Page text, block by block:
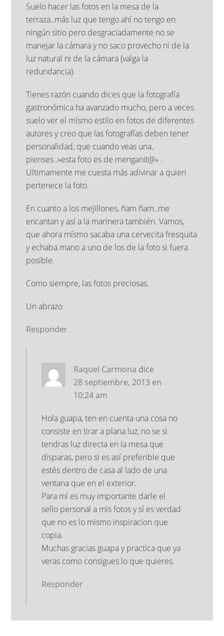
Suelo hacer las fotos en la mesa de la
terraza..más luz que tengo ahí no tengo en
ningún sitio pero desgraciadamente no se
manejar la cámara y no saco provecho ni de la
luz natural ni de la cámara (valga la
redundancia).
Tienes razón cuando dices que la fotografía
gastronómica ha avanzado mucho, pero a veces
suelo ver el mísmo estilo en fotos de diferentes
autores y creo que las fotografías deben tener
personalidad, que cuando veas una,
pienses..»esta foto es de menganit@» .
Ultimamente me cuesta más adivinar a quien
pertenece la foto.
En cuanto a los mejillones, ñam ñam..me
encantan y así a la marinera también. Vamos,
que ahora mísmo sacaba una cervecita fresquita
y echaba mano a uno de los de la foto si fuera
posible.
Como siempre, las fotos preciosas.
Un abrazo
Responder
Raquel Carmona dice
28 septiembre, 2013 en
10:24 am
Hola guapa, ten en cuenta una cosa no
consiste en tirar a plana luz, no se si
tendras luz directa en la mesa que
disparas, pero si es así preferible que
estés dentro de casa al lado de una
ventana que en el exterior.
Para mí es muy importante darle el
sello personal a mis fotos y sí es verdad
que no es lo mismo inspiracion que
copia.
Muchas gracias guapa y practica que ya
veras como consigues lo que quieres.
Responder